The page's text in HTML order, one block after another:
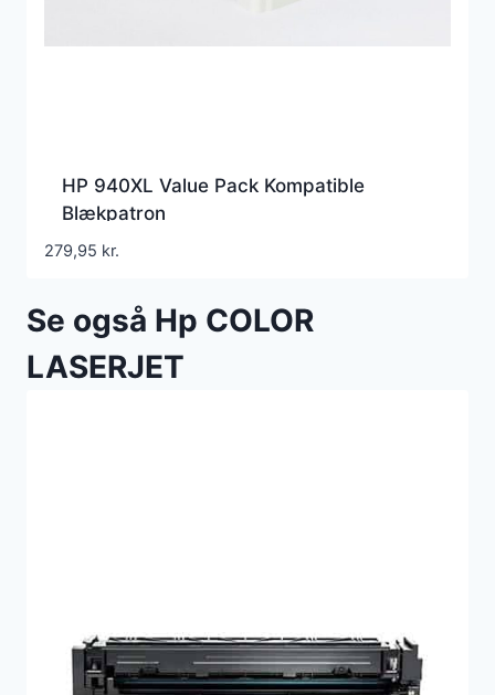
HP 940XL Value Pack Kompatible
Blækpatron
279,95 kr.
Se også Hp COLOR
LASERJET